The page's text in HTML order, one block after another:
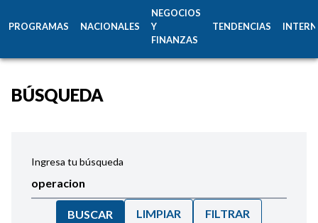
PROGRAMAS NACIONALES
NEGOCIOS
Y
FINANZAS
TENDENCIAS
BÚSQUEDA
Ingresa tu búsqueda
BUSCAR LIMPIAR FILTRAR